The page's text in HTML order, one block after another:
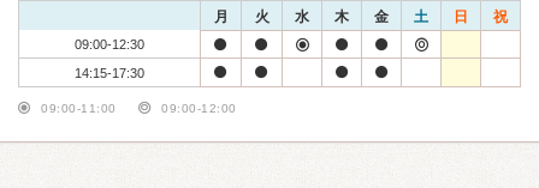
月 火 水 木 金 土 日 祝
09:00-12:30
14:15-17:30
09:00-11:00 09:00-12:00